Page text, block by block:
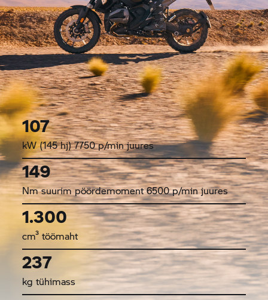
107
kW (145 hj) 7750 p/min juures
149
Nm suurim pöördemoment 6500 p/min juures
1.300
cm³ töömaht
237
kg tühimass